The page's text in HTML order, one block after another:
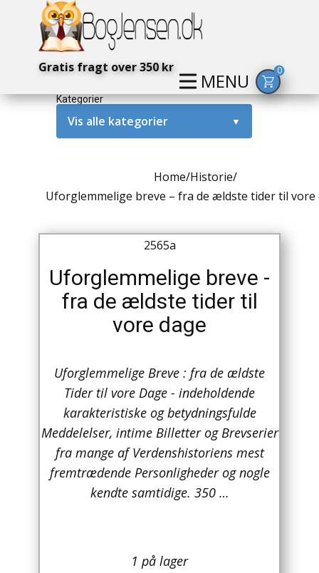
MENU
Gratis fragt over 350 kr 0
Kategorier
Vis alle kategorier ▼
Antikke / Specielle Bøger
Antikviteter
Asien
Australien
Biografier / Erindringer
Børn / Unge
Home/Historie/
Uforglemmelige breve – fra de ældste tider til vore
2565a
Uforglemmelige breve -
fra de ældste tider til
vore dage
Uforglemmelige Breve : fra de ældste
Tider til vore Dage - indeholdende
karakteristiske og betydningsfulde
Meddelelser, intime Billetter og Brevserier
fra mange af Verdenshistoriens mest
fremtrædende Personligheder og nogle
kendte samtidige. 350 …
1 på lager